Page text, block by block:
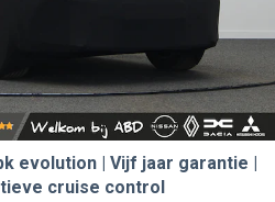
evolution | Vijf jaar garantie |
cruise control